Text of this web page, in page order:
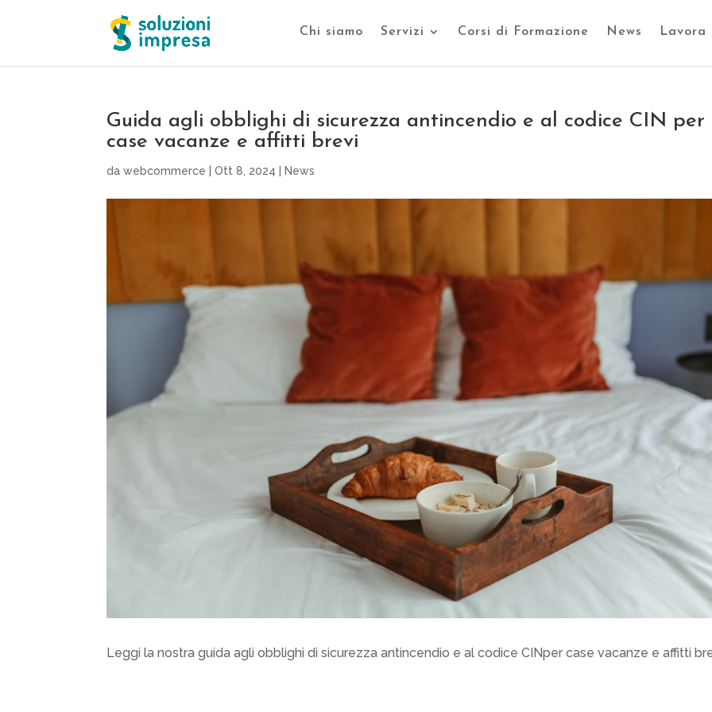
Chi siamo Servizi Corsi di Formazione News Lavora
Guida agli obblighi di sicurezza antincendio e al codice CIN per
case vacanze e affitti brevi
dawebcommerce |Ott 8, 2024 News
Leggi la nostra guida agli obblighi di sicurezza antincendio e al codice CINper case vacanze e affitti